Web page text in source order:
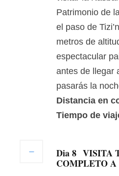
Patrimonio de
el paso de
metros de
espectacular
antes de llegar
pasarás la
Distancia en
Tiempo de
Dia 8 VISITA
COMPLETO